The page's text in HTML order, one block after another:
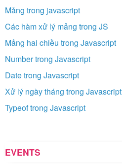
Mảng trong javascript
Các hàm xử lý mảng trong JS
Mảng hai chiều trong Javascript
Number trong Javascript
Date trong Javascript
Xử lý ngày tháng trong Javascript
Typeof trong Javascript
EVENTS